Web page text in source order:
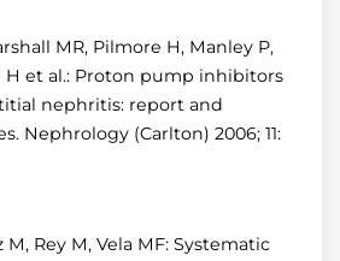
MR, Pilmore H, Manley P,
H et al.: Proton pump inhibitors
nephritis: report and
Nephrology (Carlton) 2006; 11:
M, Rey M, Vela MF: Systematic